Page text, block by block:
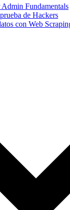
Fundamentals
de Hackers
con Web